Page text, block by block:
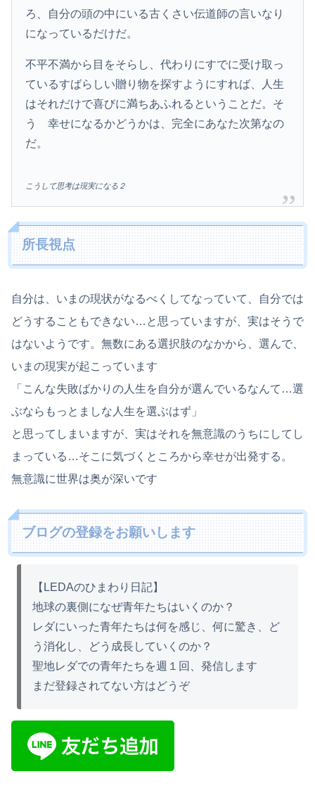
ろ、自分の頭の中にいる古くさい伝道師の言いなり
になっているだけだ。
不平不満から目をそらし、代わりにすでに受け取っ
ているすばらしい贈り物を探すようにすれば、人生
はそれだけで喜びに満ちあふれるということだ。そ
う 幸せになるかどうかは、完全にあなた次第なの
だ。
こうして思考は現実になる２
所長視点
自分は、いまの現状がなるべくしてなっていて、自分では
どうすることもできない…と思っていますが、実はそうで
はないようです。無数にある選択肢のなかから、選んで、
いまの現実が起こっています
「こんな失敗ばかりの人生を自分が選んでいるなんて…選
ぶならもっとましな人生を選ぶはず」
と思ってしまいますが、実はそれを無意識のうちにしてし
まっている…そこに気づくところから幸せが出発する。
無意識に世界は奥が深いです
ブログの登録をお願いします
【LEDAのひまわり日記】
地球の裏側になぜ青年たちはいくのか？
レダにいった青年たちは何を感じ、何に驚き、ど
う消化し、どう成長していくのか？
聖地レダでの青年たちを週１回、発信します
まだ登録されてない方はどうぞ